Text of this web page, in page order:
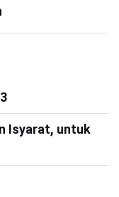
Isyarat, untuk